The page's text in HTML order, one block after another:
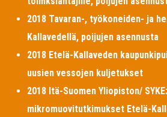
2018 Tavaran-, työkoneiden- ja
Kallavedellä, poijujen asennusta
2018 Etelä-Kallaveden
uusien vessojen kuljetukset
2018 Itä-Suomen Yliopiston/
mikromuovitutkimukset Etelä-